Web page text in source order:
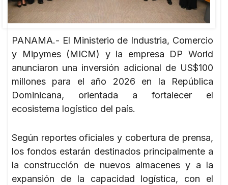
PANAMA.- El Ministerio de Industria, Comercio
y Mipymes (MICM) y la empresa DP World
anunciaron una inversión adicional de US$100
millones para el año 2026 en la República
Dominicana, orientada a fortalecer el
ecosistema logístico del país.
Según reportes oficiales y cobertura de prensa,
los fondos estarán destinados principalmente a
la construcción de nuevos almacenes y a la
expansión de la capacidad logística, con el